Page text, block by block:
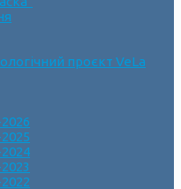
проєкт VeLa